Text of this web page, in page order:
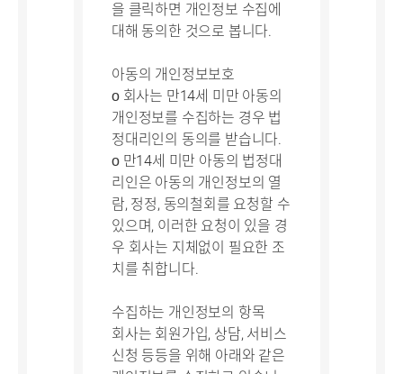
을 클릭하면 개인정보 수집에
대해 동의한 것으로 봅니다.
아동의 개인정보보호
ο 회사는 만14세 미만 아동의
개인정보를 수집하는 경우 법
정대리인의 동의를 받습니다.
ο 만14세 미만 아동의 법정대
리인은 아동의 개인정보의 열
람, 정정, 동의철회를 요청할 수
있으며, 이러한 요청이 있을 경
우 회사는 지체없이 필요한 조
치를 취합니다.
수집하는 개인정보의 항목
회사는 회원가입, 상담, 서비스
신청 등등을 위해 아래와 같은